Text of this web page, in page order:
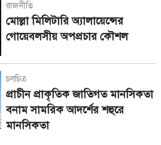
রাজনীতি
মোল্লা মিলিটারি অ্যালায়েন্সের
গোয়েবলসীয় অপপ্রচার কৌশল
চলচিত্র
প্রাচীন প্রাকৃতিক জাতিগত মানসিকতা
বনাম সামরিক আদর্শের শহুরে
মানসিকতা